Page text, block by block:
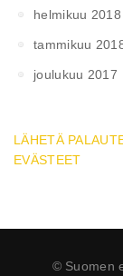
helmikuu 2018
tammikuu
joulukuu 2017
LÄHETÄ
EVÄSTEET
© Suomen